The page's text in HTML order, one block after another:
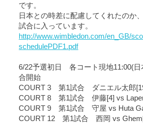
です。
日本との時差に配慮してくれたのか
試合に入っています。
http://www.wimbledon.com/en_GB/
schedulePDF1.pdf
6/22予選初日 各コート現地11:00(日
合開始
COURT 3 第1試合 ダニエル太郎
COURT 8 第1試合 伊藤[4] vs
COURT 9 第1試合 守屋 vs Huta
COURT 12 第1試合 西岡 vs